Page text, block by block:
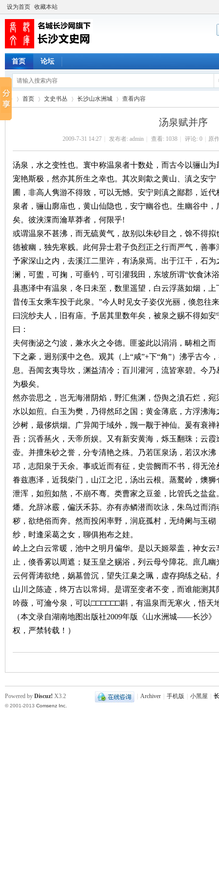
设为首页 收藏本站
首页 论坛
首页 文史书丛
›
长沙山水洲城
›
查看内容
汤泉赋并序
2009-7-31 14:27 发布者: admin 查看: 1038 评论: 0 原
汤泉，水之变性也。寰中称温泉者十数处，而古今以骊山
宠艳斯极，然亦其所生之幸也。其次则歙之黄山、滇之安
圃，非高人隽游不得致，可以无憾。安宁则滇之鄙郡，近
泉者，骊山廓庙也，黄山仙隐也，安宁幽谷也。生幽谷中
矣。彼浃渫而瀹草莽者，何限乎!
或谓温泉不甚沸，而无硫黄气，故别以朱砂目之，馀不得
德被幽，独先寒贱。此何异士君子负烈正之行而严气，善事
予家深山之内，去溪江二里许，有汤泉焉。出于江干，石
澜，可盥，可掬，可垂钓，可引灌我田，东坡所谓“饮食沐
县惠泽中有温泉，冬日未至，数里遥望，白云浮蒸如烟，
昔传玉女乘车投于此泉。”今人时见女子姿仪光丽，倏忽往
曰浣纱夫人，旧有庙。予居其里数年矣，被泉之赐不得如
曰：
夫何衡泌之勺波，兼水火之令德。匪鉴此以涓涓，畴相之而
下之豪，迥别溪中之色。观其（上“咸”+下“角”）沸乎古今
息。吾闻玄夷导坎，渊益清冷；百川灌河，流皆寒碧。今
为极矣。
然亦尝思之，岂无海潜阴焰，野汇焦渊，岱舆之濆石烂，
水以如煎。白玉为樊，乃得然邱之国；黄金薄底，方浮沸
沙树，最侈烘烟。广异闻于域外，觊一觏于神仙。爰有衰
吾；沉香爇火，天帝所娱。又有新安黄海，烁玉翻珠；云
壶。并擅朱砂之誉，分专清艳之殊。乃若匡泉汤，若汉水
邛，志阳泉于天余。事或近而有征，史尝阙而不书，得无
眷兹惠泽，近我柴门，山江之汜，汤出云根。蒸鹜岭，燠
泄浑，如煎如熬，不崩不骞。类曹家之豆釜，比管氏之盐
燔。允辞冰霰，偏沃禾荪。亦有赤鳞潜而吹泳，朱鸟过而
秽，欲绝俗而奔。然而投闲率野，润庇孤村，无绮阑与玉
纱，时逢采葛之女，聊俱抱布之娃。
岭上之白云常暖，池中之明月偏华。是以天姬翠盖，神女
止，倏香雾以周遮；疑玉皇之赐浴，列云母兮障花。庶几
云何胥涛欲绝，娲墓曾沉，望失江臬之珮，虚存捣练之砧
山川之陈迹，终万古以常燖。是谓至变者不变，而谁能测
吟薇，可瀹兮泉，可以□□□□□□斟，有温泉而无寒火，悟天
（本文录自湖南地图出版社2009年版《山水洲城——长沙》
权，严禁转载！）
Archiver 手机版 小黑屋
Powered by Discuz! X3.2
© 2001-2013 Comsenz Inc.